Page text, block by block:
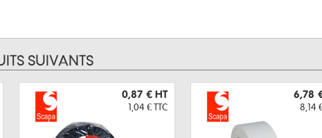
SUIVANTS
0,87 € HT
1,04 € TTC
6,78
8,14